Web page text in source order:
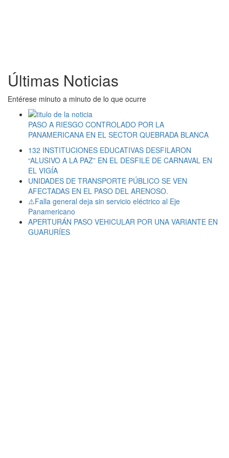
Últimas Noticias
Entérese minuto a minuto de lo que ocurre
PASO A RIESGO CONTROLADO POR LA
PANAMERICANA EN EL SECTOR QUEBRADA BLANCA
132 INSTITUCIONES EDUCATIVAS DESFILARON
“ALUSIVO A LA PAZ” EN EL DESFILE DE CARNAVAL EN
EL VIGÍA
UNIDADES DE TRANSPORTE PÚBLICO SE VEN
AFECTADAS EN EL PASO DEL ARENOSO.
⚠️Falla general deja sin servicio eléctrico al Eje
Panamericano
APERTURÁN PASO VEHICULAR POR UNA VARIANTE EN
GUARURÍES